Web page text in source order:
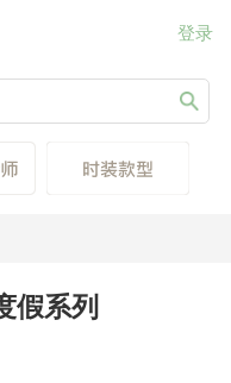
登录
假系列